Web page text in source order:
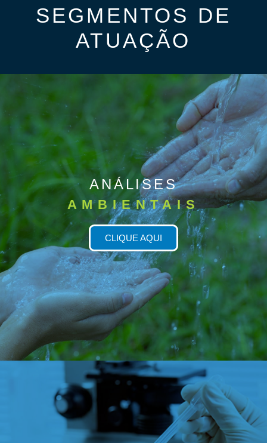
SEGMENTOS DE
ATUAÇÃO
ANÁLISES
AMBIENTAIS
CLIQUE AQUI